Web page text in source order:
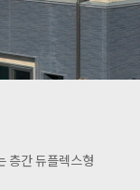
층간 듀플렉스형